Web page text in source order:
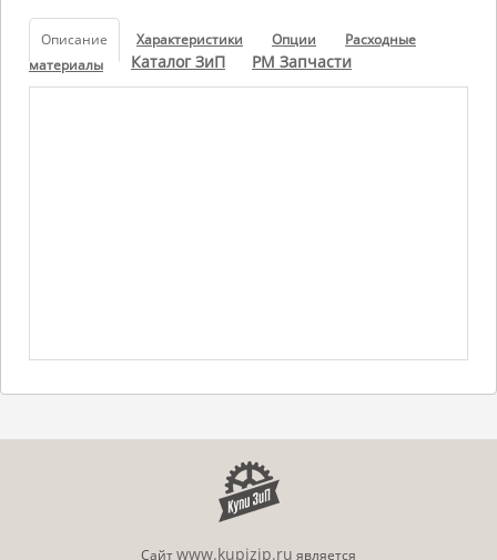
Описание Характеристики Опции
Расходные
материалы
Каталог ЗиП РМ Запчасти
Сайтwww.kupizip.ru является